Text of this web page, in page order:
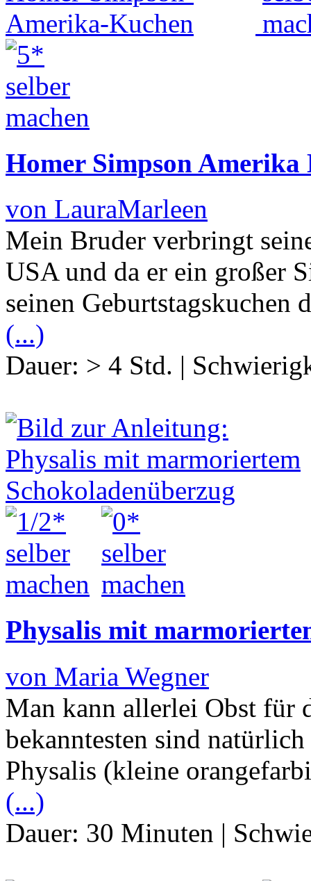
Homer Simpson Amerika
von LauraMarleen
Mein Bruder verbringt
USA und da er ein großer
seinen Geburtstagskuchen
(...)
Dauer: > 4 Std. |
Physalis mit
von Maria Wegner
Man kann allerlei Obst für
bekanntesten sind
Physalis (kleine
(...)
Dauer: 30 Minuten |